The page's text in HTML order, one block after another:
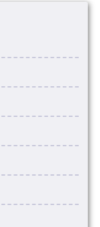
09:00 -